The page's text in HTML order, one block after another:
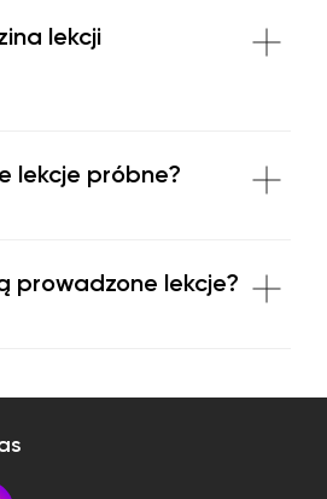
lekcji
lekcje próbne?
prowadzone lekcje?